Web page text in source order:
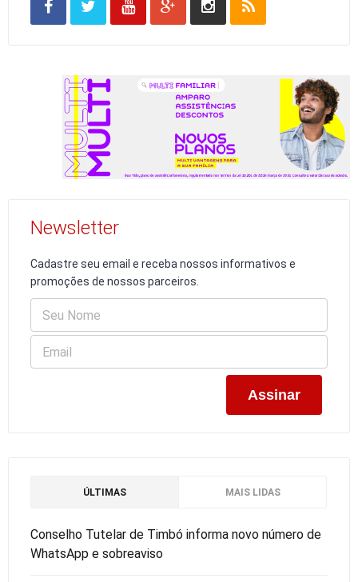
Newsletter
Cadastre seu email e receba nossos informativos e
promoções de nossos parceiros.
ÚLTIMAS MAIS LIDAS
Conselho Tutelar de Timbó informa novo número de
WhatsApp e sobreaviso